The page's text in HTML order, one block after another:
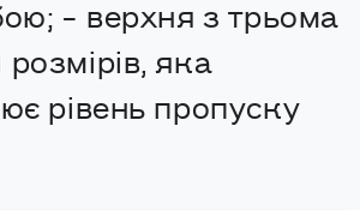
- верхня з трьома
яка
рівень пропуску